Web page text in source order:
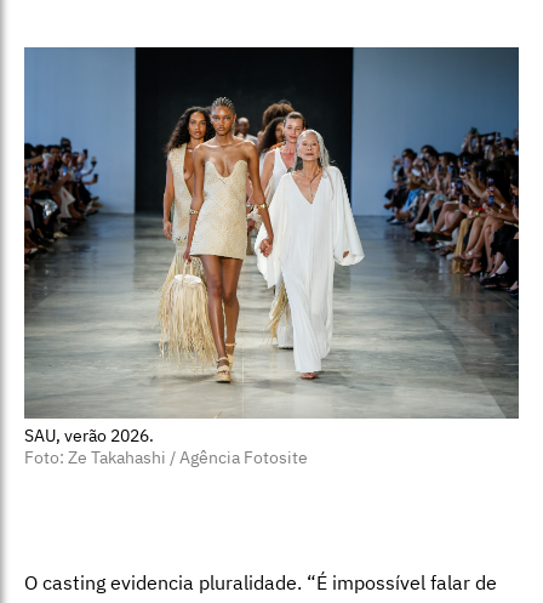
SAU, verão 2026.
Foto: Ze Takahashi / Agência Fotosite
O casting evidencia pluralidade. “É impossível falar de